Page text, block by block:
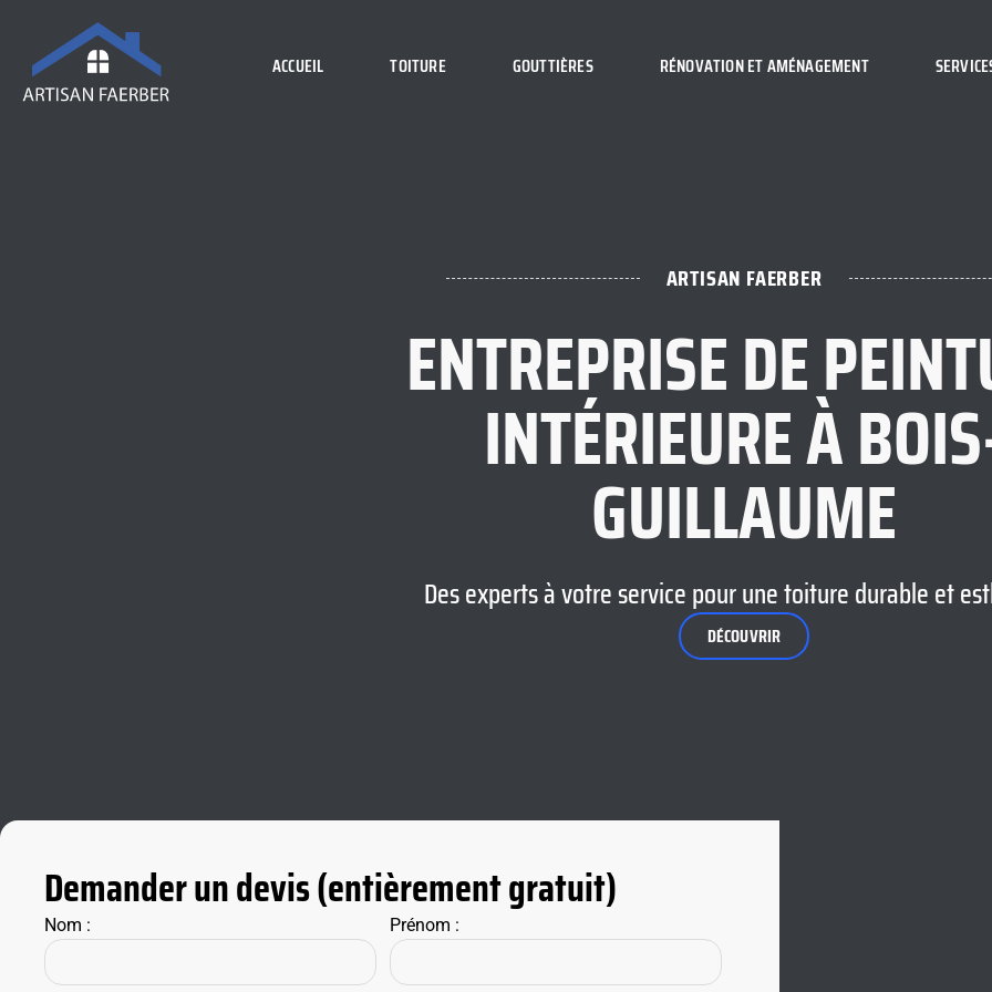
ACCUEIL TOITURE GOUTTIÈRES RÉNOVATION ET AMÉNAGEMENT
ARTISAN FAERBER
ENTREPRISE DE
INTÉRIEURE À
GUILLAUME
Des experts à votre service pour une toiture durable et
DÉCOUVRIR
Demander un devis (entièrement gratuit)
Nom : Prénom :